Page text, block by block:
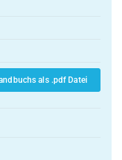
als .pdf Datei